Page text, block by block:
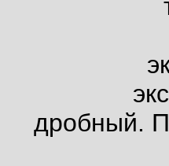
дробный.